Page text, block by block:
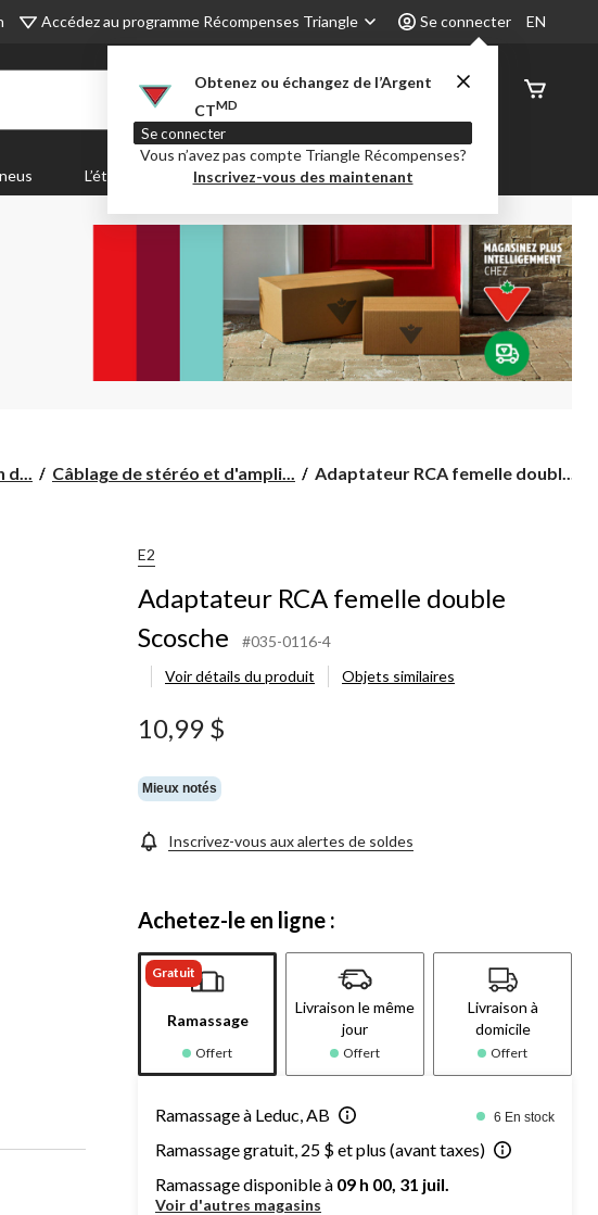
Accédez au programme Récompenses Triangle Se connecter
Obtenez ou échangez de l’Argent
CTMD
Se connecter
Vous n’avez pas compte Triangle Récompenses?
Inscrivez-vous des maintenant
EN
État de
L’été Party City Centre-auto
Câblage de stéréo et d'ampli...
Adaptateur
Adaptateur RCA femelle doubl...
E2
Adaptateur RCA femelle double
Scosche
#035-0116-4
Voir détails du produit
Objets similaires
10,99 $
Mieux notés
Inscrivez-vous aux alertes de soldes
Achetez-le en ligne :
Gratuit
Ramassage
Offert
Livraison le même
jour
Offert
Livraison à
domicile
Offert
Ramassage à Leduc, AB 6 En stock
Ramassage gratuit, 25 $ et plus (avant taxes)
Ramassage disponible à 09 h 00, 31 juil.
Voir d'autres magasins